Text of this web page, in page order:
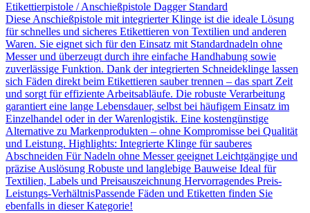
Etikettierpistole / Anschießpistole Dagger Standard
Diese Anschießpistole mit integrierter Klinge ist die ideale Lösung
für schnelles und sicheres Etikettieren von Textilien und anderen
Waren. Sie eignet sich für den Einsatz mit Standardnadeln ohne
Messer und überzeugt durch ihre einfache Handhabung sowie
zuverlässige Funktion. Dank der integrierten Schneideklinge lassen
sich Fäden direkt beim Etikettieren sauber trennen – das spart Zeit
und sorgt für effiziente Arbeitsabläufe. Die robuste Verarbeitung
garantiert eine lange Lebensdauer, selbst bei häufigem Einsatz im
Einzelhandel oder in der Warenlogistik. Eine kostengünstige
Alternative zu Markenprodukten – ohne Kompromisse bei Qualität
und Leistung. Highlights: Integrierte Klinge für sauberes
Abschneiden Für Nadeln ohne Messer geeignet Leichtgängige und
präzise Auslösung Robuste und langlebige Bauweise Ideal für
Textilien, Labels und Preisauszeichnung Hervorragendes Preis-
Leistungs-VerhältnisPassende Fäden und Etiketten finden Sie
ebenfalls in dieser Kategorie!